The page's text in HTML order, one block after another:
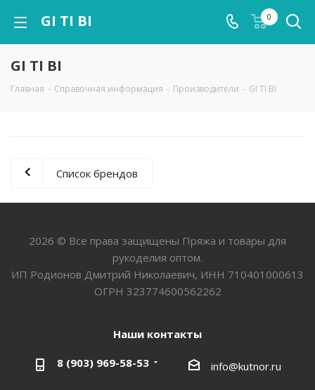
GI TI BI 0
GI TI BI
Главная - Справочная информация - Производители - GI TI BI
Список брендов
2026 © Все права защищены Пряжа и товары для
рукоделия оптом.
ИП Родионов Дмитрий Николаевич, ИНН 710401000613
ОГРН 323774600562262
Наши контакты
8 (903) 969-58-53 info@kutnor.ru